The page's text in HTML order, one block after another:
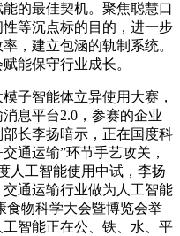
的最佳契机。聚焦聪慧口
等沉点标的目的，进一步
，建立包涵的轨制系统。
能保守行业成长。
智能体立异使用大赛，
息平台2.0，参赛的企业
长李扬暗示，正在国度科
通运输”环节手艺攻关，
人工智能使用中试，李扬
通运输行业做为人工智能
食物科学大会暨博览会举
智能正在公、铁、水、平